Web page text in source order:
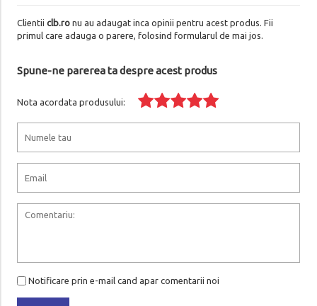
Clientii clb.ronu au adaugat inca opinii pentru acest produs. Fii
primul care adauga o parere, folosind formularul de mai jos.
Spune-ne parerea ta despre acest produs
Nota acordata produsului:
Notificare prin e-mail cand apar comentarii noi